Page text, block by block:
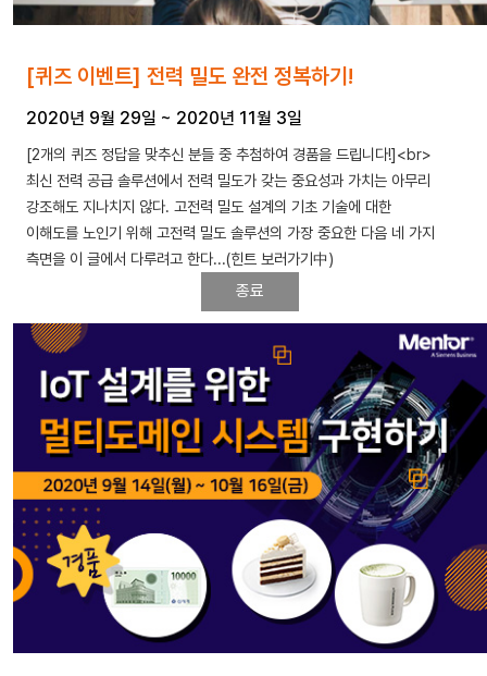
[퀴즈 이벤트] 전력 밀도 완전 정복하기!
2020년 9월 29일 ~ 2020년 11월 3일
[2개의 퀴즈 정답을 맞추신 분들 중 추첨하여 경품을 드립니다!]<br>
최신 전력 공급 솔루션에서 전력 밀도가 갖는 중요성과 가치는 아무리
강조해도 지나치지 않다. 고전력 밀도 설계의 기초 기술에 대한
이해도를 노인기 위해 고전력 밀도 솔루션의 가장 중요한 다음 네 가지
측면을 이 글에서 다루려고 한다...(힌트 보러가기中)
종료